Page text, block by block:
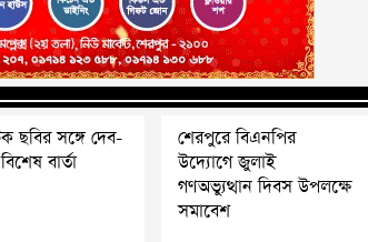
ছবির সঙ্গে দেব-
বার্তা
শেরপুরে বিএনপির
উদ্যোগে জুলাই
গণঅভ্যুত্থান দিবস উপলক্ষে
সমাবেশ